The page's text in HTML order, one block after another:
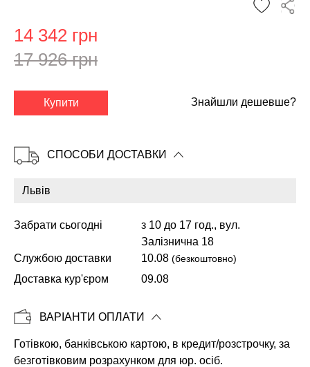
Копіювати
14 342 грн
17 926 грн
Купити Знайшли дешевше?
СПОСОБИ ДОСТАВКИ
Забрати сьогодні
з 10 до 17 год., вул.
Залізнична 18
Службою доставки
10.08 (безкоштовно)
Доставка кур'єром 09.08
ВАРІАНТИ ОПЛАТИ
Готівкою, банківською картою, в кредит/розстрочку, за
безготівковим розрахунком для юр. осіб.